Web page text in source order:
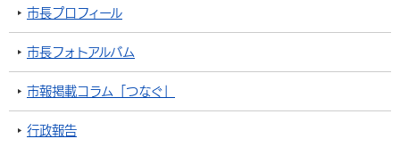
市長プロフィール
市長フォトアルバム
市報掲載コラム「つなぐ」
行政報告